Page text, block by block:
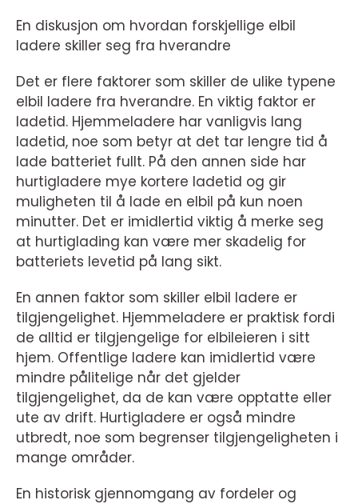
En diskusjon om hvordan forskjellige elbil
ladere skiller seg fra hverandre
Det er flere faktorer som skiller de ulike typene
elbil ladere fra hverandre. En viktig faktor er
ladetid. Hjemmeladere har vanligvis lang
ladetid, noe som betyr at det tar lengre tid å
lade batteriet fullt. På den annen side har
hurtigladere mye kortere ladetid og gir
muligheten til å lade en elbil på kun noen
minutter. Det er imidlertid viktig å merke seg
at hurtiglading kan være mer skadelig for
batteriets levetid på lang sikt.
En annen faktor som skiller elbil ladere er
tilgjengelighet. Hjemmeladere er praktisk fordi
de alltid er tilgjengelige for elbileieren i sitt
hjem. Offentlige ladere kan imidlertid være
mindre pålitelige når det gjelder
tilgjengelighet, da de kan være opptatte eller
ute av drift. Hurtigladere er også mindre
utbredt, noe som begrenser tilgjengeligheten i
mange områder.
En historisk gjennomgang av fordeler og